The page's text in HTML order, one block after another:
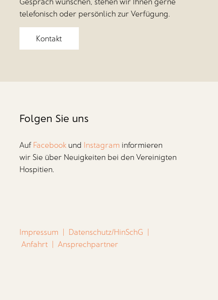
telefonisch oder persönlich zur Verfügung.
Kontakt
Folgen Sie uns
Auf Facebook und Instagram informieren
wir Sie über Neuigkeiten bei den Vereinigten
Hospitien.
Impressum | Datenschutz/HinSchG |
Anfahrt | Ansprechpartner